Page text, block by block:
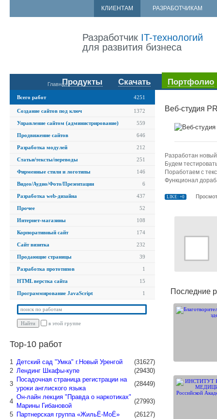
КЛИЕНТАМ РАЗРАБОТЧИКАМ
Разработчик IT-технологий
для развития бизнеса
ГлавнаяПродукты Скачать Портфолио
Всего работ 4251
Создание сайтов под ключ 1372
Управление сайтом (администрирование) 559
Продвижение сайтов 646
Разработка модулей 212
Статьи/тексты/переводы 251
Фирменные стили и логотипы 146
Видео/Аудио/Фото/Презентации 6
Разработка web-дизайна 437
Прочее 52
Интернет-магазины 108
Корпоративный сайт 174
Сайт визитка 232
Продающие страницы 39
Разработка прототипов 1
HTML верстка сайта 15
Программирование JavaScript 1
в этой группе
Top-10 работ
1 Детский сад "Умка" г.Новый Уренгой
(31627)
2 Лендинг Шкафы-купе
(29430)
3
Посадочная страница регистрации на
уроки англиского языка
(28449)
4
Он-лайн лекция "Правда о наркотиках"
Марины Гибановой
(27993)
5 Партнерская группа «ЖильЁ-МоЁ»
(26127)
Веб-студия
Разработан
Будем
Поработаем с
Функционал
LIKE: +0
Последние